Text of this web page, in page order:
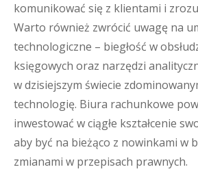
komunikować się z klientami i
Warto również zwrócić uwagę na
technologiczne – biegłość w
księgowych oraz narzędzi
w dzisiejszym świecie
technologię. Biura rachunkowe
inwestować w ciągłe kształcenie
aby być na bieżąco z nowinkami w
zmianami w przepisach prawnych.